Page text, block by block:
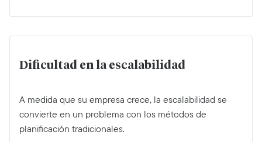
Dificultad en la escalabilidad
A medida que su empresa crece, la escalabilidad se
convierte en un problema con los métodos de
planificación tradicionales.